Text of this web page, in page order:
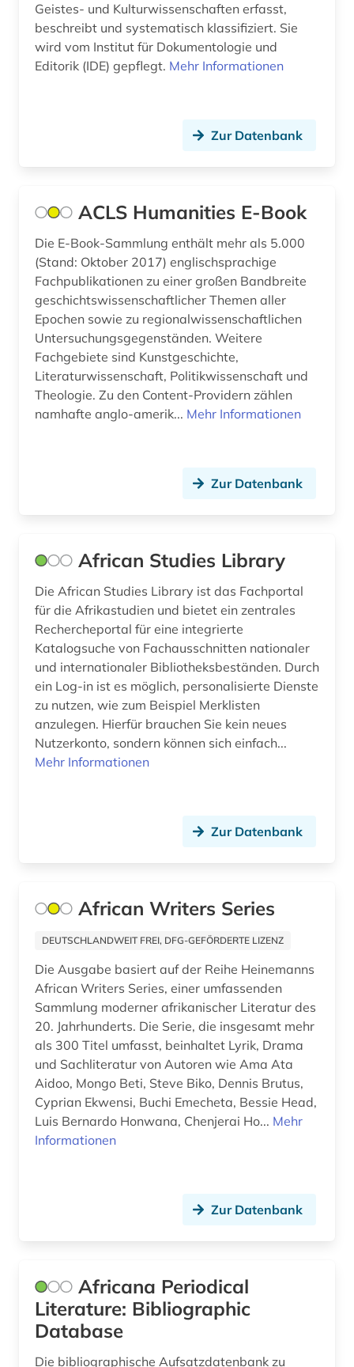
bestandsverzeichnis (1)
bibel (2)
bibliografie (23)
bibliothek (1)
bibliotheksbestand (1)
bibliothekskatalog (1)
biblische studien (1)
bildnis (1)
bildung (1)
bildungsforschung (1)
bodoni (1)
bohemistik (1)
bokmål (1)
botanik (1)
brahmi-schrift (1)
brandenburg (1)
brauch (1)
buchdruck (2)
buchstabe (1)
bulgarien (1)
calderón de la barca, pedro | schriftsteller;
geistlicher; dramatiker; librettist; lyriker;
schriftsteller (1)
chinesisch (5)
comic (2)
Schweden (19)
Schweiz (7)
Suedasien (4)
Suedostasien (1)
Thueringen (1)
Tschechische Republik (3)
Tuerkei (4)
USA (7)
Geistes- und Kulturwissenschaften erfasst,
beschreibt und systematisch klassifiziert. Sie
wird vom Institut für Dokumentologie und
Editorik (IDE) gepflegt. Mehr Informationen
Zur Datenbank
ACLS Humanities E-Book
Die E-Book-Sammlung enthält mehr als 5.000
(Stand: Oktober 2017) englischsprachige
Fachpublikationen zu einer großen Bandbreite
geschichtswissenschaftlicher Themen aller
Epochen sowie zu regionalwissenschaftlichen
Untersuchungsgegenständen. Weitere
Fachgebiete sind Kunstgeschichte,
Literaturwissenschaft, Politikwissenschaft und
Theologie. Zu den Content-Providern zählen
namhafte anglo-amerik... Mehr Informationen
Zur Datenbank
African Studies Library
Die African Studies Library ist das Fachportal
für die Afrikastudien und bietet ein zentrales
Rechercheportal für eine integrierte
Katalogsuche von Fachausschnitten nationaler
und internationaler Bibliotheksbeständen. Durch
ein Log-in ist es möglich, personalisierte Dienste
zu nutzen, wie zum Beispiel Merklisten
anzulegen. Hierfür brauchen Sie kein neues
Nutzerkonto, sondern können sich einfach...
Mehr Informationen
Zur Datenbank
African Writers Series
DEUTSCHLANDWEIT FREI, DFG-GEFÖRDERTE LIZENZ
Die Ausgabe basiert auf der Reihe Heinemanns
African Writers Series, einer umfassenden
Sammlung moderner afrikanischer Literatur des
20. Jahrhunderts. Die Serie, die insgesamt mehr
als 300 Titel umfasst, beinhaltet Lyrik, Drama
und Sachliteratur von Autoren wie Ama Ata
Aidoo, Mongo Beti, Steve Biko, Dennis Brutus,
Cyprian Ekwensi, Buchi Emecheta, Bessie Head,
Luis Bernardo Honwana, Chenjerai Ho... Mehr
Informationen
Zur Datenbank
Africana Periodical
Literature: Bibliographic
Database
Die bibliographische Aufsatzdatenbank zu